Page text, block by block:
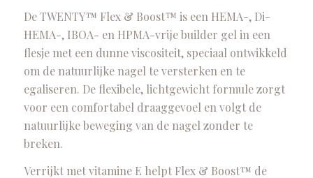
De TWENTY™ Flex & Boost™ is een HEMA-, Di-
HEMA-, IBOA- en HPMA-vrije builder gel in een
flesje met een dunne viscositeit, speciaal ontwikkeld
om de natuurlijke nagel te versterken en te
egaliseren. De flexibele, lichtgewicht formule zorgt
voor een comfortabel draaggevoel en volgt de
natuurlijke beweging van de nagel zonder te
breken.
Verrijkt met vitamine E helpt Flex & Boost™ de